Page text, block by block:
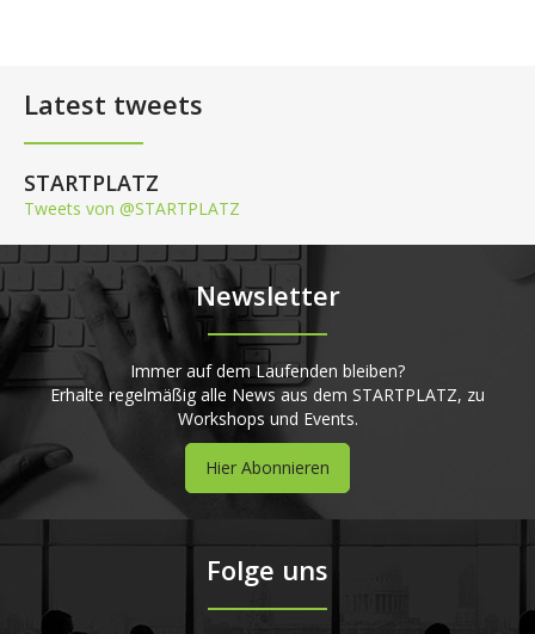
Latest tweets
STARTPLATZ
Tweets von @STARTPLATZ
Newsletter
Immer auf dem Laufenden bleiben?
Erhalte regelmäßig alle News aus dem STARTPLATZ, zu
Workshops und Events.
Hier Abonnieren
Folge uns